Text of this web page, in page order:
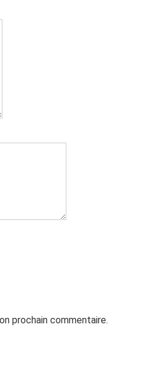
prochain commentaire.